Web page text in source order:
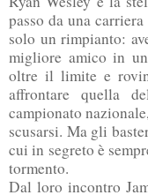
passo da una
solo un rimpianto:
migliore amico in
oltre il limite e
affrontare quella
campionato
scusarsi. Ma gli
cui in segreto è
tormento.
Dal loro incontro